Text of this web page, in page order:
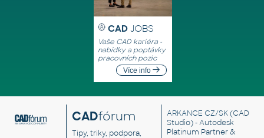
CAD JOBS
Vaše CAD kariéra -
nabídky a poptávky
pracovních pozic
Více info
CADfórum
Tipy, triky, podpora,
ARKANCE CZ/SK(CAD
Studio) - Autodesk
Platinum Partner &